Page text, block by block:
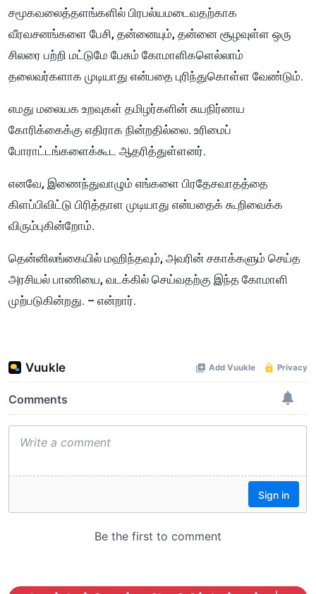
சமூகவலைத்தளங்களில் பிரபல்யமடைவதற்காக
வீரவசனங்களை பேசி, தன்னையும், தன்னை சூழவுள்ள ஒரு
சிலரை பற்றி மட்டுமே பேசும் கோமாளிகளெல்லாம்
தலைவர்களாக முடியாது என்பதை புரிந்துகொள்ள வேண்டும்.
எமது மலையக உறவுகள் தமிழர்களின் சுயநிர்ணய
கோரிக்கைக்கு எதிராக நின்றதில்லை. உரிமைப்
போராட்டங்களைக்கூட ஆதரித்துள்ளனர்.
எனவே, இணைந்துவாழும் எங்களை பிரதேசவாதத்தை
கிளப்பிவிட்டு பிரித்தாள முடியாது என்பதைக் கூறிவைக்க
விரும்புகின்றோம்.
தென்னிலங்கையில் மஹிந்தவும், அவரின் சகாக்களும் செய்த
அரசியல் பாணியை, வடக்கில் செய்வதற்கு இந்த கோமாளி
முற்படுகின்றது. – என்றார்.